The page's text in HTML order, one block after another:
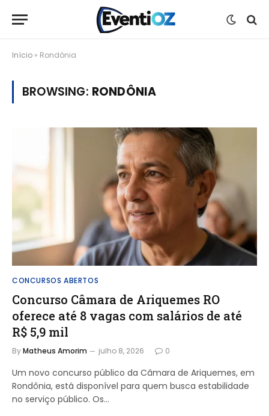
Início » Rondônia
BROWSING: RONDÔNIA
CONCURSOS ABERTOS
Concurso Câmara de Ariquemes RO
oferece até 8 vagas com salários de até
R$ 5,9 mil
ByMatheus Amorim julho 8, 2026 0
Um novo concurso público da Câmara de Ariquemes, em
Rondônia, está disponível para quem busca estabilidade
no serviço público. Os…